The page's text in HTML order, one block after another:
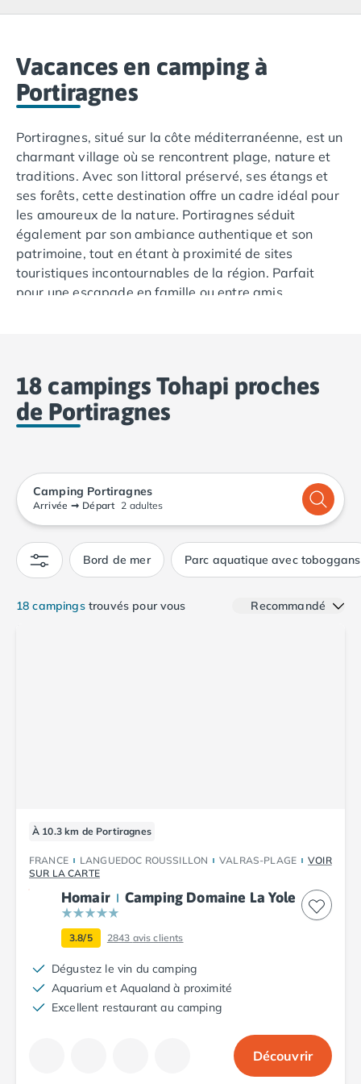
Camping Les Landes
Camping Biscarrosse
Camping Capbreton
Camping Messanges
Camping Moliets et Maa
Camping Sanguinet
Camping Seignosse
Camping Vieux Boucau les Bains
Camping Pyrénées Atlantiques
Camping Bayonne
Camping Biarritz
Camping Bidart
Camping Cabourg
Camping Caen
Camping Honfleur
Camping Manche
Camping Mont Saint Michel
Camping Bretagne
Camping Côtes d'Armor
Camping Erquy
Camping Saint-Cast-le-Guildo
Camping Finistère
Camping Dinard
Camping Saint-Malo
Camping Morbihan
Camping Auray
Camping Carnac
Camping La Trinité sur Mer
Camping Locmariaquer
Camping Penestin
Camping Quiberon
Camping Sarzeau
Vacances en camping à
Portiragnes
Portiragnes, situé sur la côte méditerranéenne, est un
charmant village où se rencontrent plage, nature et
traditions. Avec son littoral préservé, ses étangs et
ses forêts, cette destination offre un cadre idéal pour
les amoureux de la nature. Portiragnes séduit
également par son ambiance authentique et son
patrimoine, tout en étant à proximité de sites
touristiques incontournables de la région. Parfait
pour une escapade en famille ou entre amis.
18 campings Tohapi proches
de Portiragnes
Camping Portiragnes
Arrivée ➞ Départ 2 adultes
Bord de mer Parc aquatique avec toboggans
18 campingstrouvés pour vous Recommandé
À 10.3 km de Portiragnes
FRANCE LANGUEDOC ROUSSILLON VALRAS-PLAGE
VOIR
SUR LA CARTE
Homair Camping Domaine La Yole
3.8/5 2843 avis clients
Dégustez le vin du camping
Aquarium et Aqualand à proximité
Excellent restaurant au camping
Découvrir